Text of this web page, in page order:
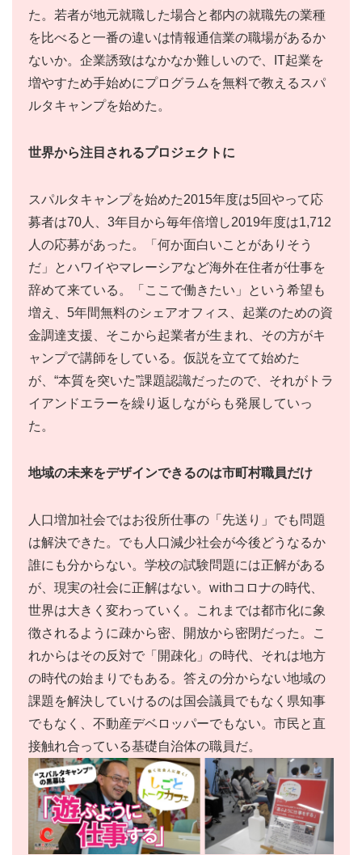
た。若者が地元就職した場合と都内の就職先の業種
を比べると一番の違いは情報通信業の職場があるか
ないか。企業誘致はなかなか難しいので、IT起業を
増やすため手始めにプログラムを無料で教えるスパ
ルタキャンプを始めた。
世界から注目されるプロジェクトに
スパルタキャンプを始めた2015年度は5回やって応
募者は70人、3年目から毎年倍増し2019年度は1,712
人の応募があった。「何か面白いことがありそう
だ」とハワイやマレーシアなど海外在住者が仕事を
辞めて来ている。「ここで働きたい」という希望も
増え、5年間無料のシェアオフィス、起業のための資
金調達支援、そこから起業者が生まれ、その方がキ
ャンプで講師をしている。仮説を立てて始めた
が、“本質を突いた”課題認識だったので、それがトラ
イアンドエラーを繰り返しながらも発展していっ
た。
地域の未来をデザインできるのは市町村職員だけ
人口増加社会ではお役所仕事の「先送り」でも問題
は解決できた。でも人口減少社会が今後どうなるか
誰にも分からない。学校の試験問題には正解がある
が、現実の社会に正解はない。withコロナの時代、
世界は大きく変わっていく。これまでは都市化に象
徴されるように疎から密、開放から密閉だった。こ
れからはその反対で「開疎化」の時代、それは地方
の時代の始まりでもある。答えの分からない地域の
課題を解決していけるのは国会議員でもなく県知事
でもなく、不動産デベロッパーでもない。市民と直
接触れ合っている基礎自治体の職員だ。